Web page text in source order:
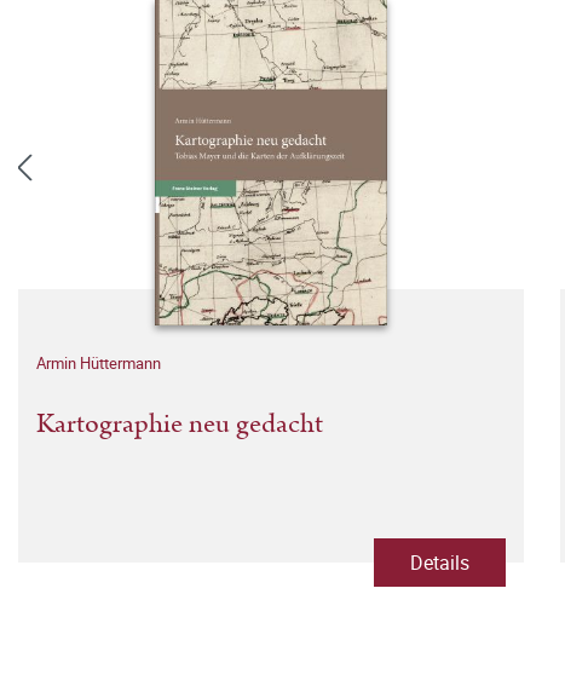
Armin Hüttermann
Kartographie neu gedacht
Details